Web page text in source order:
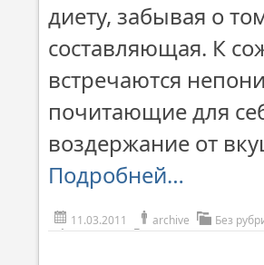
диету, забывая о
составляющая. К
встречаются
почитающие для
воздержание от
Подробней…
11.03.2011 archive Без